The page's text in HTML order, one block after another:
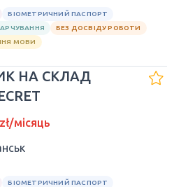
БІОМЕТРИЧНИЙ ПАСПОРТ
БЕЗ ДОСВІДУ РОБОТИ
МОВИ
НА СКЛАД
місяць
БІОМЕТРИЧНИЙ ПАСПОРТ